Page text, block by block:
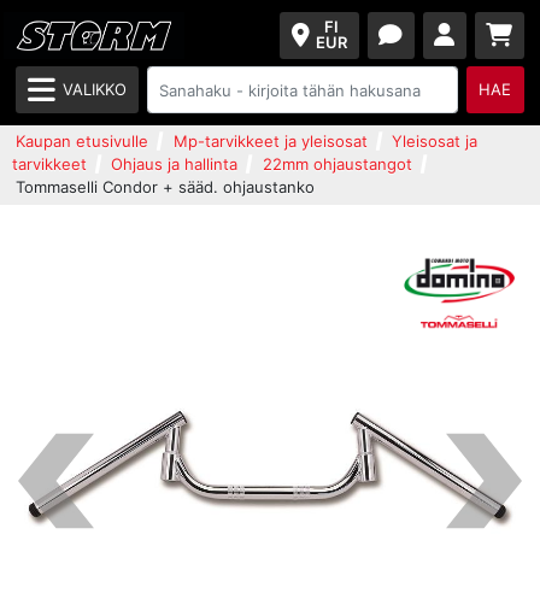
FI
EUR
VALIKKO HAE
Kaupan etusivulle Mp-tarvikkeet ja yleisosat
Yleisosat ja
tarvikkeet
Ohjaus ja hallinta
22mm ohjaustangot
Tommaselli Condor + sääd. ohjaustanko